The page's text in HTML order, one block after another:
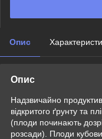
Опис
Опис
Надзвичайно
відкритого ґрунту та
(плоди починають
розсади). Плоди